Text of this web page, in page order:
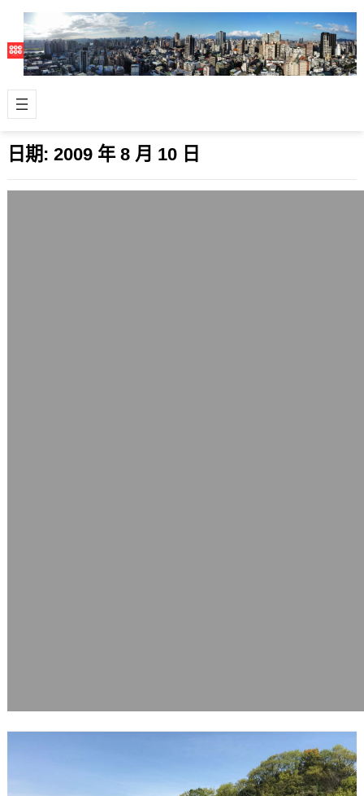
日期: 2009 年 8 月 10 日